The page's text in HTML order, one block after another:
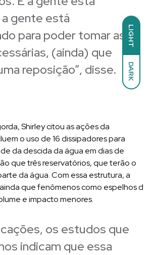
LIGHT
DARK
gente está
para poder tomar as
(ainda) que
reposição”, disse.
Shirley citou as ações da
o uso de 16 dissipadores para
da descida da água em dias de
que três reservatórios, que terão o
da água. Com essa estrutura, a
que fenômenos como espelhos d
e impacto menores.
os estudos que
indicam que essa